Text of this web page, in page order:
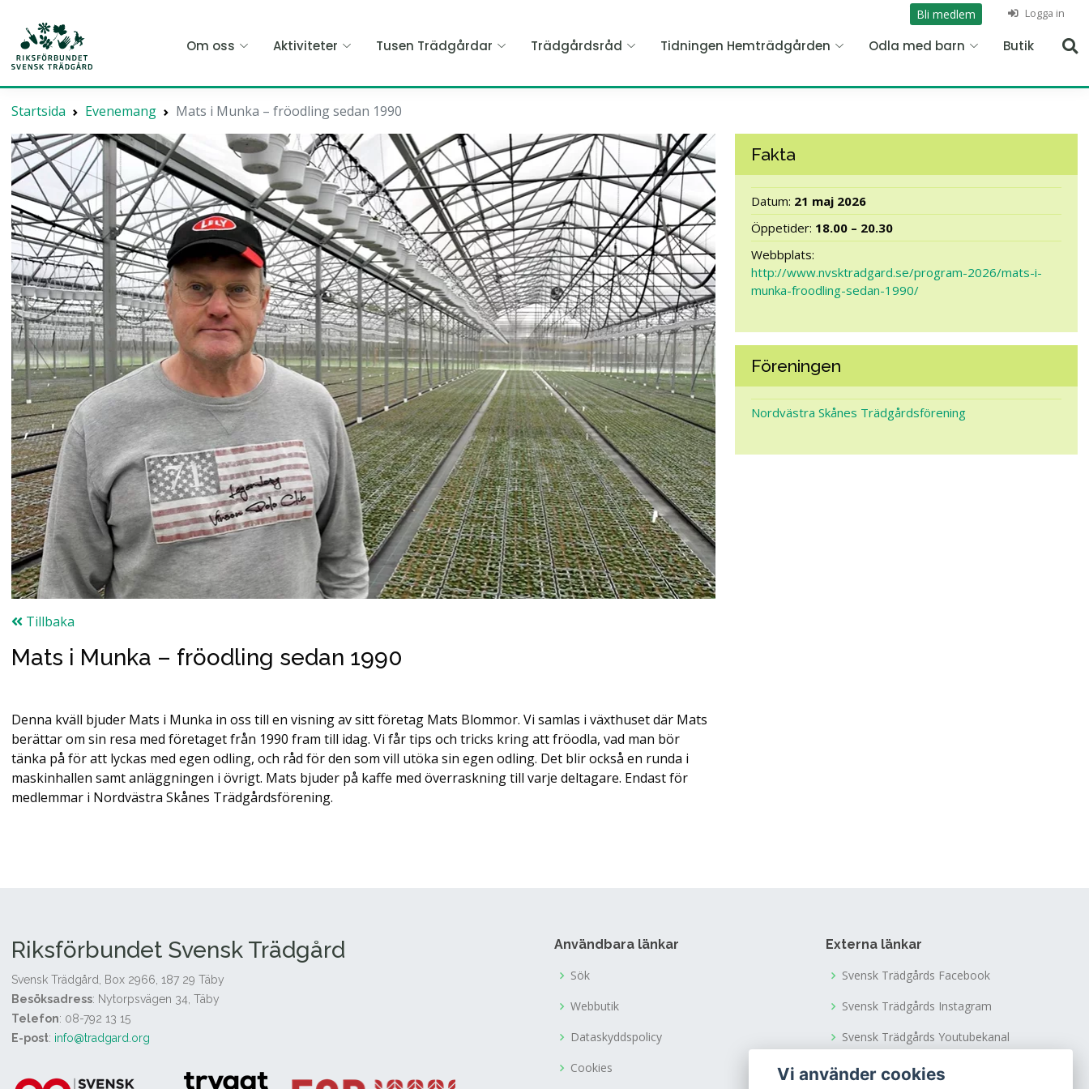
Hoppa
huvudinnehållet
Bli medlem Logga in
Om oss Aktiviteter Tusen Trädgårdar Trädgårdsråd Tidningen Hemträdgården Odla med barn Butik
Startsida Evenemang Mats i Munka – fröodling sedan 1990
Tillbaka
Mats i Munka – fröodling sedan 1990
Denna kväll bjuder Mats i Munka in oss till en visning av sitt företag Mats Blommor. Vi samlas i växthuset där Mats
berättar om sin resa med företaget från 1990 fram till idag. Vi får tips och tricks kring att fröodla, vad man bör
tänka på för att lyckas med egen odling, och råd för den som vill utöka sin egen odling. Det blir också en runda i
maskinhallen samt anläggningen i övrigt. Mats bjuder på kaffe med överraskning till varje deltagare. Endast för
medlemmar i Nordvästra Skånes Trädgårdsförening.
Fakta
Datum: 21 maj 2026
Öppetider: 18.00 – 20.30
Webbplats:
http://www.nvsktradgard.se/program-2026/mats-i-
munka-froodling-sedan-1990/
Föreningen
Nordvästra Skånes Trädgårdsförening
Riksförbundet Svensk Trädgård
Svensk Trädgård, Box 2966, 187 29 Täby
Besöksadress: Nytorpsvägen 34, Täby
Telefon: 08-792 13 15
E-post: info@tradgard.org
Användbara länkar
Sök
Webbutik
Dataskyddspolicy
Cookies
Externa länkar
Svensk Trädgårds Facebook
Svensk Trädgårds Instagram
Svensk Trädgårds Youtubekanal
Tusen Trädgårdars Facebook
Vi använder cookies